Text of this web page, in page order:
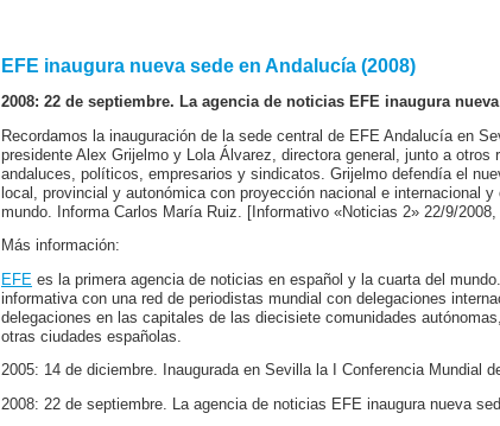
EFE inaugura nueva sede en Andalucía (2008)
2008: 22 de septiembre. La agencia de noticias EFE inaugura
Recordamos la inauguración de la sede central de EFE Andalucía en
presidente Alex Grijelmo y Lola Álvarez, directora general, junto a
andaluces, políticos, empresarios y sindicatos. Grijelmo defendía el
local, provincial y autonómica con proyección nacional e internacional
mundo. Informa Carlos María Ruiz. [Informativo «Noticias 2» 22/9/2008,
Más información:
EFE es la primera agencia de noticias en español y la cuarta del
informativa con una red de periodistas mundial con delegaciones
delegaciones en las capitales de las diecisiete comunidades
otras ciudades españolas.
2005: 14 de diciembre. Inaugurada en Sevilla la I Conferencia Mundial
2008: 22 de septiembre. La agencia de noticias EFE inaugura nueva